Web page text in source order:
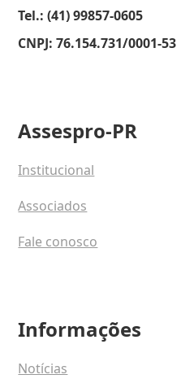
Tel.: (41) 99857-0605
CNPJ: 76.154.731/0001-53
Assespro-PR
Institucional
Associados
Fale conosco
Informações
Notícias